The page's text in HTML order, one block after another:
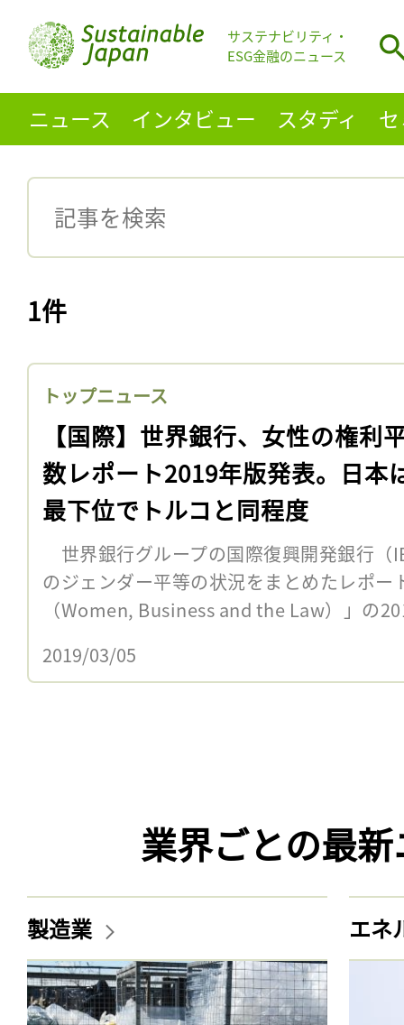
サステナビリティ・
ESG金融のニュース
ニュース インタビュー スタディ
1件
トップニュース
【国際】世界銀行、女性の権利
数レポート2019年版発表。日本
最下位でトルコと同程度
世界銀行グループの国際復興開発銀行（
のジェンダー平等の状況をまとめたレポー
（Women, Business and the Law）」の
2019/03/05
業界ごとの最
製造業 エネ